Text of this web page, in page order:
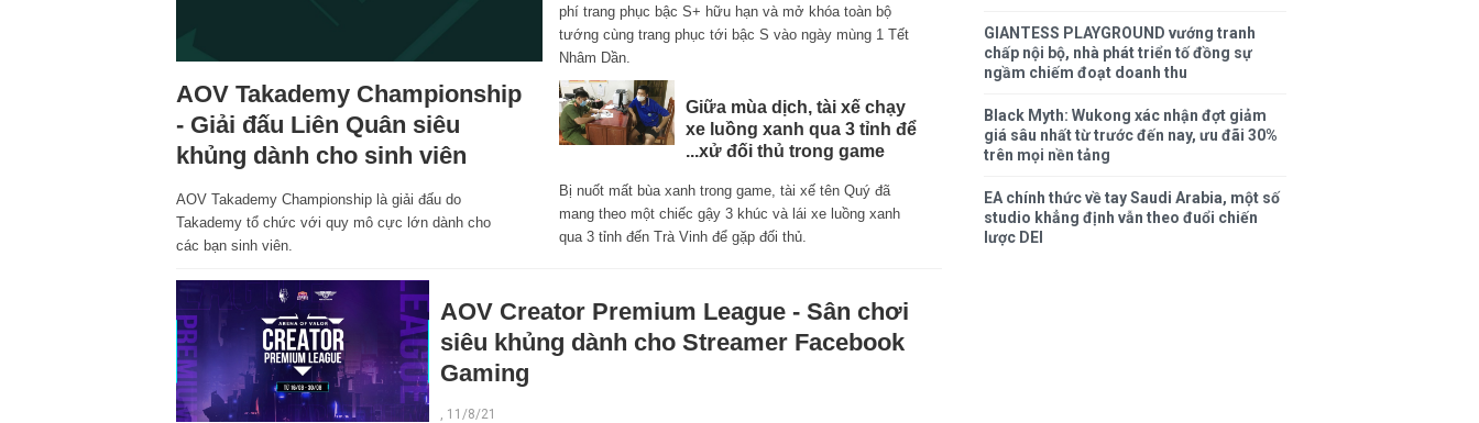
AOV Takademy Championship
- Giải đấu Liên Quân siêu
khủng dành cho sinh viên
AOV Takademy Championship là giải đấu do
Takademy tổ chức với quy mô cực lớn dành cho
các bạn sinh viên.
phí trang phục bậc S+ hữu hạn và mở khóa toàn bộ
tướng cùng trang phục tới bậc S vào ngày mùng 1 Tết
Nhâm Dần.
Giữa mùa dịch, tài xế chạy
xe luồng xanh qua 3 tỉnh để
...xử đối thủ trong game
Bị nuốt mất bùa xanh trong game, tài xế tên Quý đã
mang theo một chiếc gậy 3 khúc và lái xe luồng xanh
qua 3 tỉnh đến Trà Vinh để gặp đối thủ.
AOV Creator Premium League - Sân chơi
siêu khủng dành cho Streamer Facebook
Gaming
, 11/8/21
GIANTESS PLAYGROUND vướng tranh
chấp nội bộ, nhà phát triển tố đồng sự
ngầm chiếm đoạt doanh thu
Black Myth: Wukong xác nhận đợt giảm
giá sâu nhất từ trước đến nay, ưu đãi 30%
trên mọi nền tảng
EA chính thức về tay Saudi Arabia, một số
studio khẳng định vẫn theo đuổi chiến
lược DEI